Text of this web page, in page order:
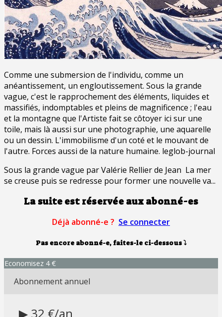
Comme une submersion de l'individu, comme un
anéantissement, un engloutissement. Sous la grande
vague, c'est le rapprochement des éléments, liquides et
massifiés, indomptables et pleins de magnificence ; l'eau
et la montagne que l'Artiste fait se côtoyer ici sur une
toile, mais là aussi sur une photographie, une aquarelle
ou un dessin. L'immobilisme d'un coté et le mouvant de
l'autre. Forces aussi de la nature humaine. leglob-journal
Sous la grande vague par Valérie Rellier de Jean La mer
se creuse puis se redresse pour former une nouvelle va...
La suite est réservée aux abonné-es
Déjà abonné-e ? Se connecter
Pas encore abonné-e, faites-le ci-dessous⤵
Economisez 4 €
Abonnement annuel
▶ 32 €/an